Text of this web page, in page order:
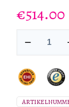
€514.00
Kompletter
m,
Menge